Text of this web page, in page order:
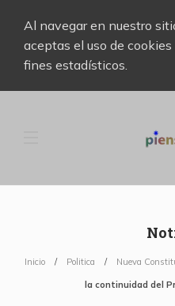
Al navegar en nuestro
aceptas el uso de cookies
fines estadísticos.
Inicio Politica Nueva
la continuidad del